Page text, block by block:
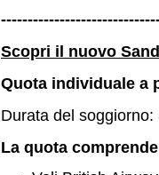
Scopri il nuovo
Quota individuale a
Durata del
La quota comprende